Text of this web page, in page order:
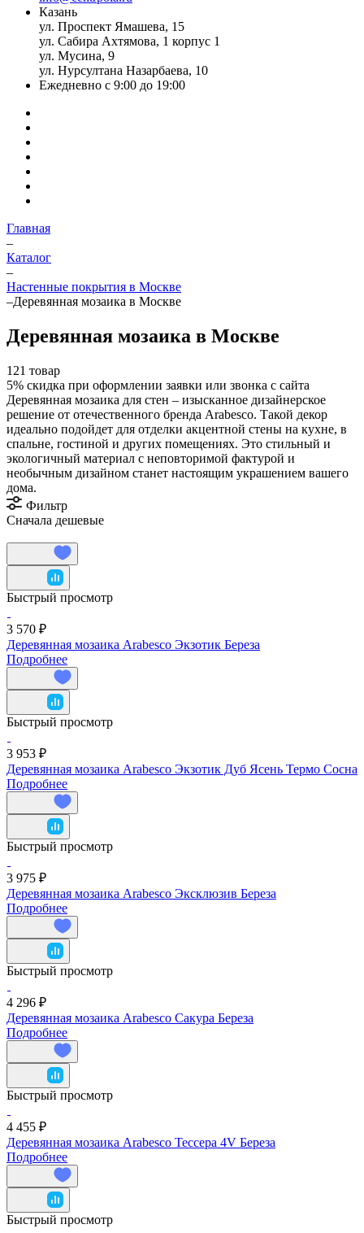
Казань
ул. Проспект Ямашева, 15
ул. Сабира Ахтямова, 1 корпус 1
ул. Мусина, 9
ул. Нурсултана Назарбаева, 10
Ежедневно с 9:00 до 19:00
Главная
–
Каталог
–
Настенные покрытия в Москве
–Деревянная мозаика в Москве
Деревянная мозаика в Москве
121 товар
5% скидка при оформлении заявки или звонка с сайта
Деревянная мозаика для стен – изысканное дизайнерское
решение от отечественного бренда Arabesco. Такой декор
идеально подойдет для отделки акцентной стены на кухне, в
спальне, гостиной и других помещениях. Это стильный и
экологичный материал с неповторимой фактурой и
необычным дизайном станет настоящим украшением вашего
дома.
Фильтр
Сначала дешевые
Быстрый просмотр
3 570 ₽
Деревянная мозаика Arabesco Экзотик Береза
Подробнее
Быстрый просмотр
3 953 ₽
Деревянная мозаика Arabesco Экзотик Дуб Ясень Термо Сосна
Подробнее
Быстрый просмотр
3 975 ₽
Деревянная мозаика Arabesco Эксклюзив Береза
Подробнее
Быстрый просмотр
4 296 ₽
Деревянная мозаика Arabesco Сакура Береза
Подробнее
Быстрый просмотр
4 455 ₽
Деревянная мозаика Arabesco Тессера 4V Береза
Подробнее
Быстрый просмотр